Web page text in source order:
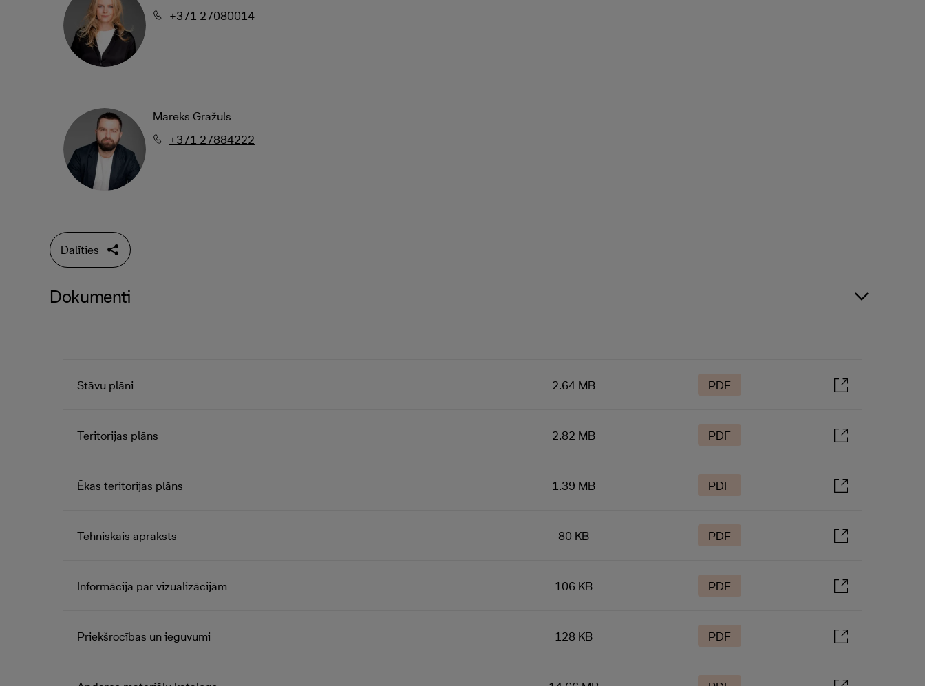
+371 27080014
Mareks Gražuls
+371 27884222
Dalīties
Dokumenti
Stāvu plāni 2.64 MB PDF
Teritorijas plāns 2.82 MB PDF
Ēkas teritorijas plāns 1.39 MB PDF
Tehniskais apraksts 80 KB PDF
Informācija par vizualizācijām 106 KB PDF
Priekšrocības un ieguvumi 128 KB PDF